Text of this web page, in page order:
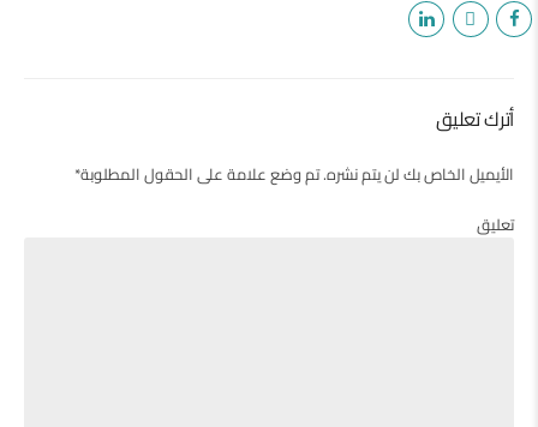
أترك تعليق
الأيميل الخاص بك لن يتم نشره. تم وضع علامة على الحقول المطلوبة*
تعليق